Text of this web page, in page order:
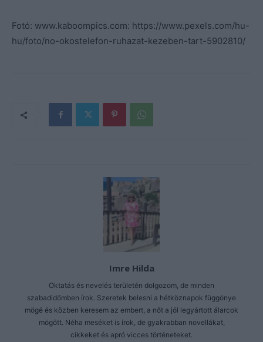
Fotó: www.kaboompics.com: https://www.pexels.com/hu-
hu/foto/no-okostelefon-ruhazat-kezeben-tart-5902810/
Imre Hilda
Oktatás és nevelés területén dolgozom, de minden
szabadidőmben írok. Szeretek belesni a hétköznapok függönye
mögé és közben keresem az embert, a nőt a jól legyártott álarcok
mögött. Néha meséket is írok, de gyakrabban novellákat,
cikkeket és apró vicces történeteket.